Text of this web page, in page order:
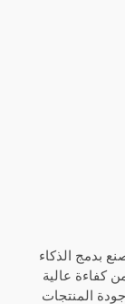
بدمج الذكاء
كفاءة عالية
المنتجات